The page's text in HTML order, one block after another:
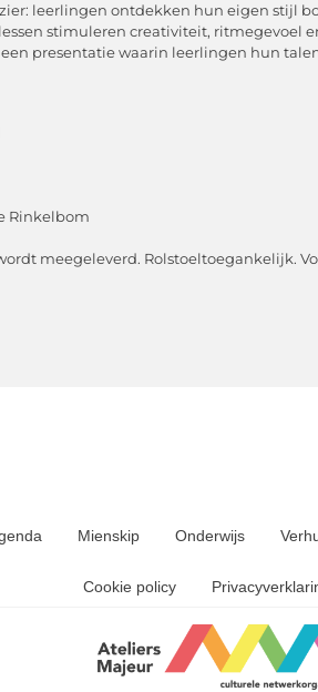
leerlingen ontdekken hun eigen stijl
stimuleren creativiteit, ritmegevoel
presentatie waarin leerlingen hun
Rinkelbom
meegeleverd. Rolstoeltoegankelijk.
Mienskip Onderwijs
Cookie policy